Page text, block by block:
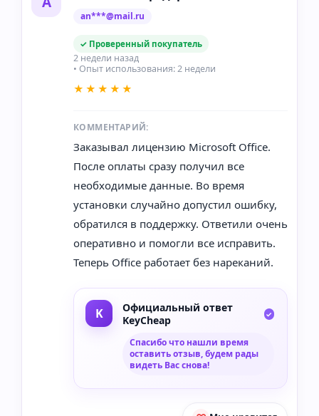
an***@mail.ru
✓ Проверенный покупатель
2 недели назад
• Опыт использования: 2 недели
★★★★★
КОММЕНТАРИЙ:
Заказывал лицензию Microsoft Office.
После оплаты сразу получил все
необходимые данные. Во время
установки случайно допустил ошибку,
обратился в поддержку. Ответили очень
оперативно и помогли все исправить.
Теперь Office работает без нареканий.
Официальный ответ
KeyCheap
Спасибо что нашли время
оставить отзыв, будем рады
видеть Вас снова!